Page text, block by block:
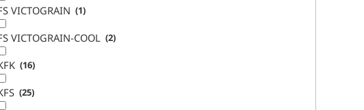
VICTOGRAIN 1
VICTOGRAIN-COOL 2
16
25